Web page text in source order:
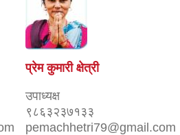
प्रेम कुमारी क्षेत्री
उपाध्यक्ष
९८६३२३७१३३
pemachhetri79@gmail.com